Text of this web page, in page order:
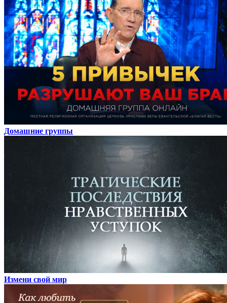
Домашние группы
Измени свой мир